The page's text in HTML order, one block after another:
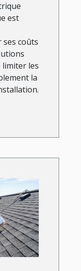
est
coûts
limiter les
la